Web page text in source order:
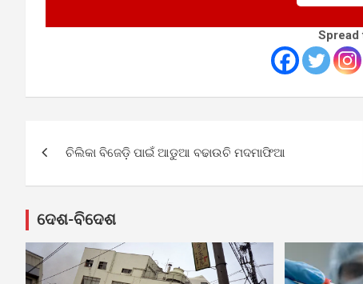
Spread
navigation
ଚିଲିକା ବିଜେଡ଼ି ପାଇଁ ଆଡୁଆ ବଢାଉଚି ମଦମାଫିଆ
ଦେଶ-ବିଦେଶ